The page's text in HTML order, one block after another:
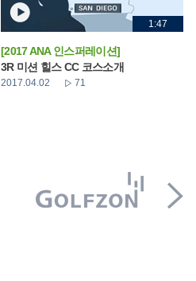
1:47
[2017 ANA 인스퍼레이션]
3R 미션 힐스 CC 코스소개
2017.04.02 71